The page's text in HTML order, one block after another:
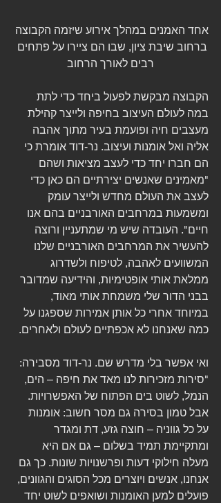
אחד האמנים במהלך אירוע שיזמה הקבוצה
ברחוב שיבת ציון, שבו הם ציירו על פתחים
רבים לאורך הרחוב
הקבוצה מבקשת לפעול ביחד כדי לתת
במה לעולם העיצוב בחיפה ולייצר קהילת
מעצבים חיה ופועמת בעיר מתוך אהבה
אליה ואל אומנות ועיצוב. נר-דוד אומרת כי
הם חברו יחד כדי לעצב מציאות ושהם
"מאמינים שאנשים יצירתיים הם כאן כדי
לעצב את העולם מחדש ולייצר עומק
ומשמעות במרחבים האורבניים בהם אנו
חיים". העובדה שיש מי שמתעניין ורוצה
להעשיר את המרחבים האורבניים שלנו
המשוועים לאהבה, לטיפוח ולשדרוג
ממלאת אותי אופטימיות, והידיעה שמדובר
בבני הדור שלי משמחת אותי מאוד,
במיוחד אחרי כל אותן אמירות שספגנו על
כמה שאנחנו לא אכפתיים לעולם ולאחרים.
ואי אפשר בלי מדרש שם. נר-דוד מסבירה:
"סירות מזכירות לנו מאד את חיפה – הים,
הנמל, לשוט בים הפתוח של האפשרויות.
אבל טמון בסירה גם מסר חשוב: אומנות
על כל גווניה – חוצה גזע, דת ומגדר
ומתקיימת תמיד בשלום – גם אם היא
מעלה חילוקי דעות ופרשנויות שונות. כך גם
אנחנו, אנשים ויוצרים מכל הסוגים והגוונים,
פועלים למען האומנות ושואפים לשוט יחד